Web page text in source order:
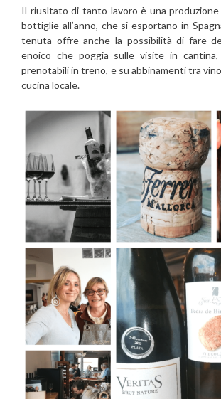
Il riusltato di tanto lavoro è una
bottiglie all’anno, che si esportano in
tenuta offre anche la possibilità di fare
enoico che poggia sulle visite in
prenotabili in treno, e su abbinamenti tra
cucina locale.